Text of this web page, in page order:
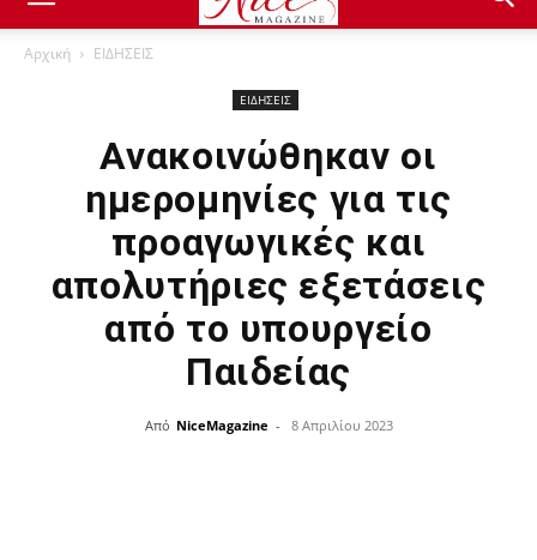
Αρχική ΕΙΔΗΣΕΙΣ
ΕΙΔΗΣΕΙΣ
Ανακοινώθηκαν οι
ημερομηνίες για τις
προαγωγικές και
απολυτήριες εξετάσεις
από το υπουργείο
Παιδείας
Από NiceMagazine - 8 Απριλίου 2023